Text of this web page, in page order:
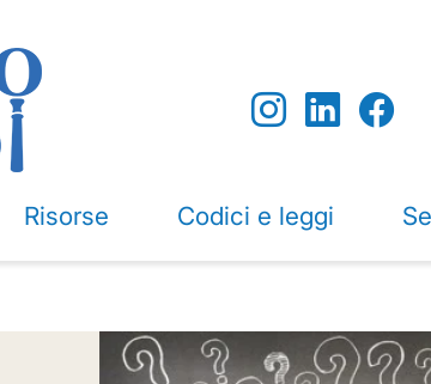
Risorse Codici e leggi